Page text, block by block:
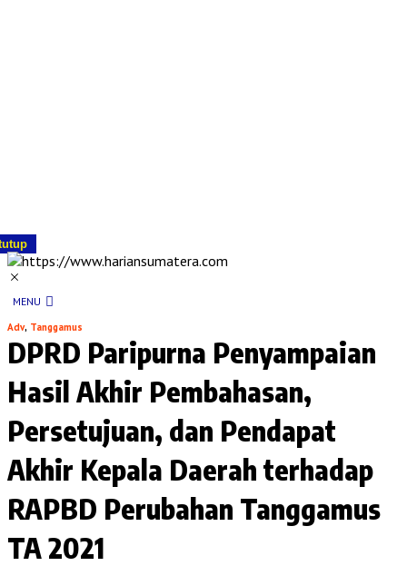
MENU
Adv, Tanggamus
DPRD Paripurna Penyampaian
Hasil Akhir Pembahasan,
Persetujuan, dan Pendapat
Akhir Kepala Daerah terhadap
RAPBD Perubahan Tanggamus
TA 2021